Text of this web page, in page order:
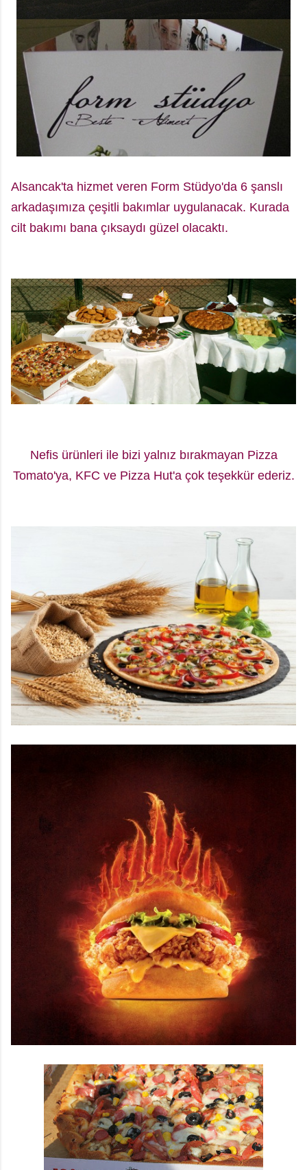
Alsancak'ta hizmet veren Form Stüdyo'da 6 şanslı
arkadaşımıza çeşitli bakımlar uygulanacak. Kurada
cilt bakımı bana çıksaydı güzel olacaktı.
Nefis ürünleri ile bizi yalnız bırakmayan Pizza
Tomato'ya, KFC ve Pizza Hut'a çok teşekkür ederiz.